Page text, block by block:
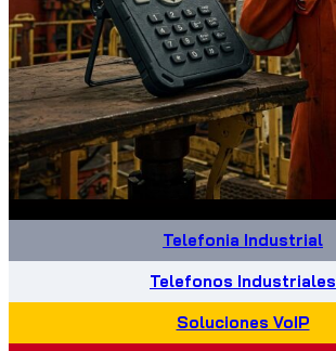
Telefonia Industrial
Telefonos Industriales
Soluciones VoIP